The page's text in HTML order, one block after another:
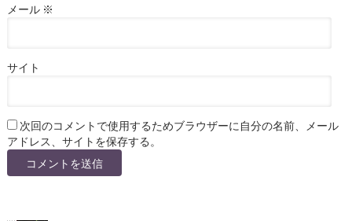
メール ※
サイト
次回のコメントで使用するためブラウザーに自分の名前、メール
アドレス、サイトを保存する。